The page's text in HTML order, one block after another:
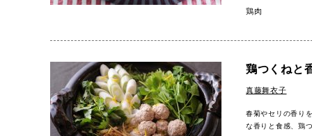
鶏肉
鶏つくねと
真藤舞衣子
春菊やセリの香り
な香りと食感、鶏